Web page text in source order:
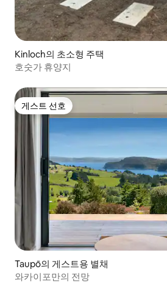
Kinloch의 초소형 주택
호숫가 휴양지
게스트 선호
게스트 선호
Taupō의 게스트용 별채
와카이포만의 전망